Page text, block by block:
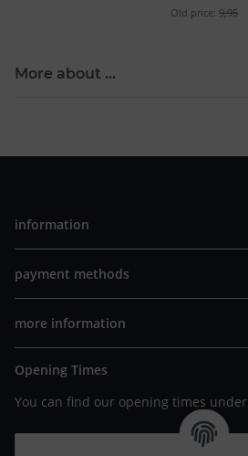
Old price: 9,95
More about ...
information
payment methods
more information
Opening Times
You can find our opening times under
https://www.wannavapor.de/Filialen